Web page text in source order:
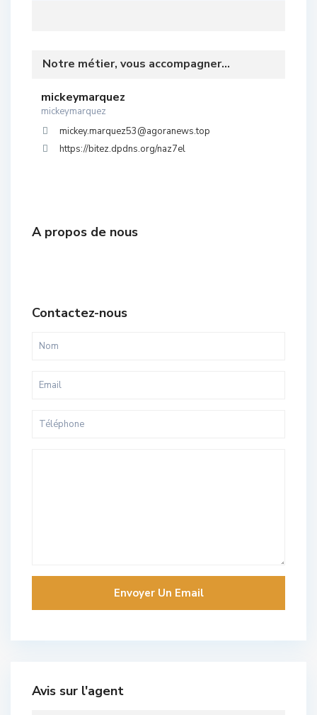
Notre métier, vous accompagner...
mickeymarquez
mickeymarquez
mickey.marquez53@agoranews.top
https://bitez.dpdns.org/naz7el
A propos de nous
Contactez-nous
Avis sur l'agent